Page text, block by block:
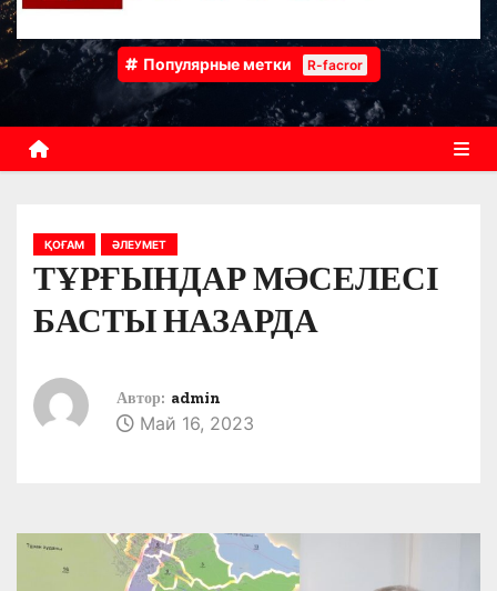
Популярные метки R-facror
ҚОҒАМ ӘЛЕУМЕТ
ТҰРҒЫНДАР МӘСЕЛЕСІ
БАСТЫ НАЗАРДА
Автор: admin
Май 16, 2023